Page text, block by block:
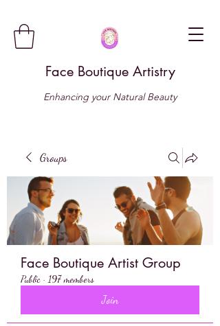
Face Boutique Artistry
Enhancing your Natural Beauty
Groups
Face Boutique Artist Group
Public · 197 members
Join